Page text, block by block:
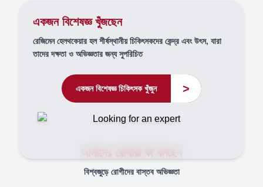
একজন বিশেষজ্ঞ খুঁজছেন
রেজিমেন হেলথকেয়ার হল শীর্ষস্থানীয় চিকিৎসকদের কেন্দ্র এবং উৎস, যারা
তাদের দক্ষতা ও অভিজ্ঞতার জন্য সুপরিচিত
একজন বিশেষজ্ঞ চিকিৎসক খুঁজুন >
আমাদের রোগীরা কী বলছেন
বিশ্বজুড়ে রোগীদের বাস্তব অভিজ্ঞতা